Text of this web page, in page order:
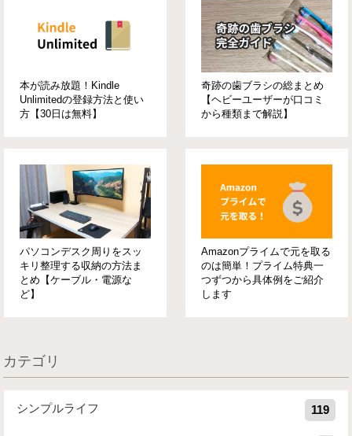
本が読み放題！Kindle
Unlimitedの登録方法と使い
方【30日は無料】
奇跡の歯ブラシの総まとめ
【ヘビーユーザーが口コミ
から種類まで解説】
パソコンデスク周りをスッ
キリ整理する収納の方法ま
とめ【ケーブル・電源な
ど】
Amazonプライムで元を取る
のは簡単！プライム特典一
つずつから具体例をご紹介
します
カテゴリ
シンプルライフ 119